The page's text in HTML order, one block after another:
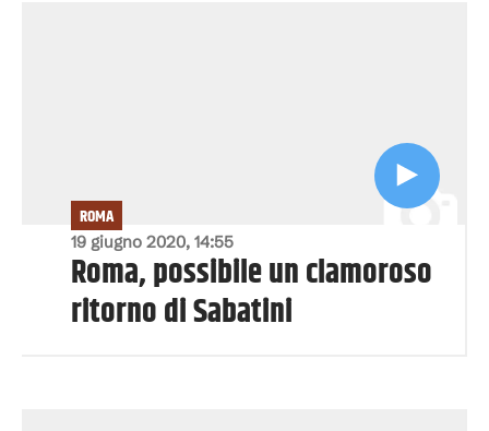
19 giugno 2020, 14:55
ROMA
Roma, possibile un clamoroso
ritorno di Sabatini